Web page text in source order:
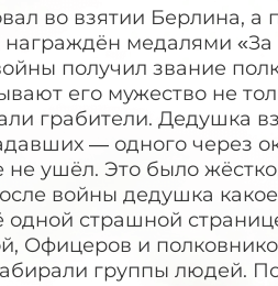
во взятии Берлина, а
медалями
получил звание
его мужество не
грабители. Дедушка
— одного через
ушёл. Это было
войны дедушка
одной страшной
Офицеров и
группы людей.